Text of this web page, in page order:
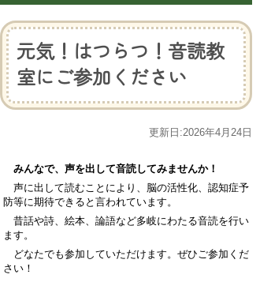
元気！はつらつ！音読教
室にご参加ください
更新日:2026年4月24日
みんなで、声を出して音読してみませんか！
声に出して読むことにより、脳の活性化、認知症予
防等に期待できると言われています。
昔話や詩、絵本、論語など多岐にわたる音読を行い
ます。
どなたでも参加していただけます。ぜひご参加くだ
さい！